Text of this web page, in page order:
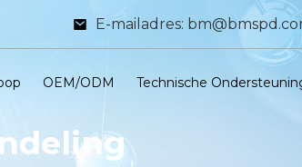
E-mailadres:
OEM/ODM Technische